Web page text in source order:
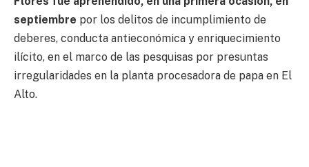
septiembre por los delitos de incumplimiento de
deberes, conducta antieconómica y enriquecimiento
ilícito, en el marco de las pesquisas por presuntas
irregularidades en la planta procesadora de papa en El
Alto.